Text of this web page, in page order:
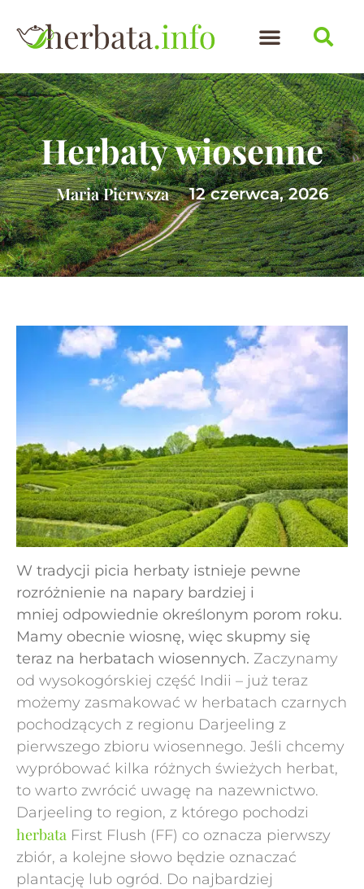
Herbaty wiosenne
Maria Pierwsza 12 czerwca, 2026
W tradycji picia herbaty istnieje pewne
rozróżnienie na napary bardziej i
mniej odpowiednie określonym porom roku.
Mamy obecnie wiosnę, więc skupmy się
teraz na herbatach wiosennych. Zaczynamy
od wysokogórskiej część Indii – już teraz
możemy zasmakować w herbatach czarnych
pochodzących z regionu Darjeeling z
pierwszego zbioru wiosennego. Jeśli chcemy
wypróbować kilka różnych świeżych herbat,
to warto zwrócić uwagę na nazewnictwo.
Darjeeling to region, z którego pochodzi
herbata First Flush (FF) co oznacza pierwszy
zbiór, a kolejne słowo będzie oznaczać
plantację lub ogród. Do najbardziej